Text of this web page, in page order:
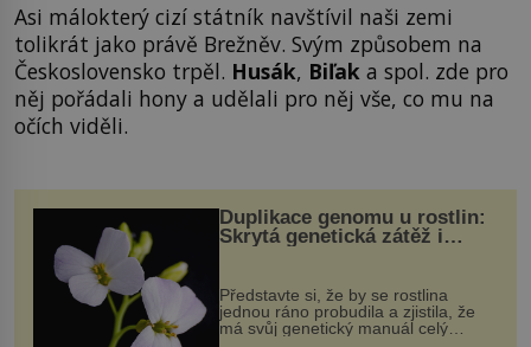
Asi málokterý cizí státník navštívil naši zemi
tolikrát jako právě Brežněv. Svým způsobem na
Československo trpěl. Husák, Biľak a spol. zde pro
něj pořádali hony a udělali pro něj vše, co mu na
očích viděli.
Duplikace genomu u rostlin:
Skrytá genetická zátěž i
Představte si, že by se rostlina
jednou ráno probudila a zjistila, že
má svůj genetický manuál celý